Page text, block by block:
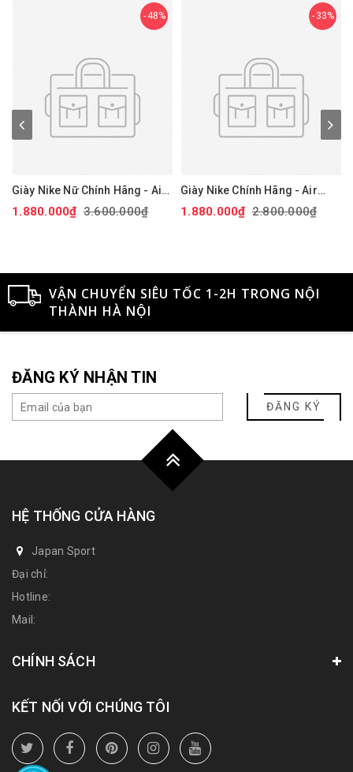
48%
Giày Nike Nữ Chính Hãng - Air
Force 1 '07 Next Nature - Màu
hồng | JapanSport DV3808-
1.880.000₫ 3.600.000₫
33%
Giày Nike Chính Hãng - Air
Force 1 GS 'White Black' -
Đen/trắng/vàng | JapanSport
1.880.000₫ 2.800.000₫
VẬN CHUYỂN SIÊU TỐC 1-2H TRONG NỘI
THÀNH HÀ NỘI
ĐĂNG KÝ NHẬN TIN
ĐĂNG KÝ
HỆ THỐNG CỬA HÀNG
Japan Sport
Đại chỉ:
Hotline:
Mail:
CHÍNH SÁCH
KẾT NỐI VỚI CHÚNG TÔI